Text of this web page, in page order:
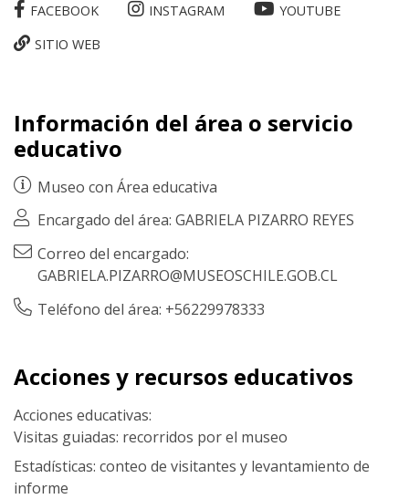
FACEBOOK INSTAGRAM
YOUTUBE
SITIO WEB
Información del área o servicio
educativo
Museo con Área educativa
Encargado del área: GABRIELA PIZARRO REYES
Correo del encargado:
GABRIELA.PIZARRO@MUSEOSCHILE.GOB.CL
Teléfono del área: +56229978333
Acciones y recursos educativos
Acciones educativas:
Visitas guiadas: recorridos por el museo
Estadísticas: conteo de visitantes y levantamiento de
informe